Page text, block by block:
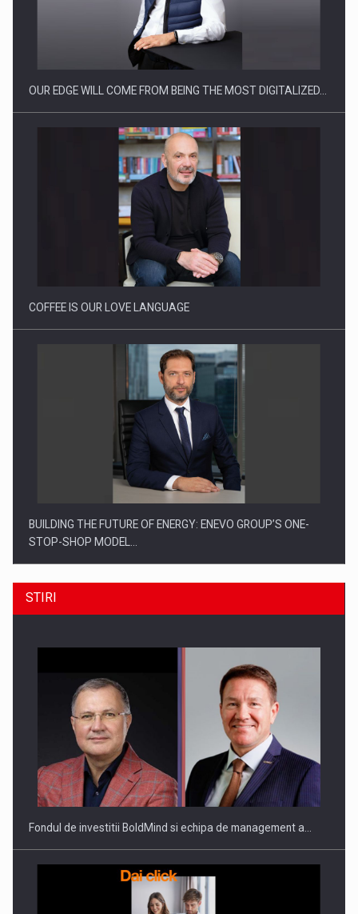
CEO Conference - Shaping The Future - Technology and…
Webinar - Business Evolution-RETHINK STRATEGY-Finantare
Investitii Digitalizare
OUR EDGE WILL COME FROM BEING THE MOST DIGITALIZED…
COFFEE IS OUR LOVE LANGUAGE
BUILDING THE FUTURE OF ENERGY: ENEVO GROUP’S ONE-
STOP-SHOP MODEL…
ROOTED IN ROMANIA, BUILT TO DELIVER TECHNOLOGY FOR
THE…
STIRI
Fondul de investitii BoldMind si echipa de management a…